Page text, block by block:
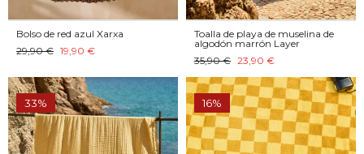
Bolso de red azul Xarxa
29,90 € 19,90 €
Toalla de playa de muselina de
algodón marrón Layer
35,90 € 23,90 €
33% 16%